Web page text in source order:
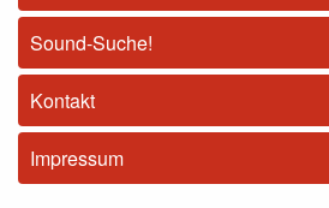
Sound-Suche!
Kontakt
Impressum